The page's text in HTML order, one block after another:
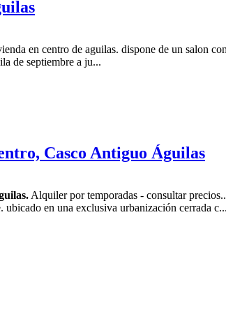
en centro de aguilas. dispone de un salon
de septiembre a ju...
Casco Antiguo Águilas
Alquiler por temporadas - consultar
en una exclusiva urbanización cerrada c...